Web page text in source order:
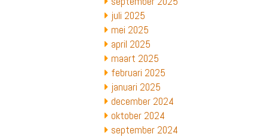
juli 2025
mei 2025
april 2025
maart 2025
februari 2025
januari 2025
december 2024
oktober 2024
september 2024